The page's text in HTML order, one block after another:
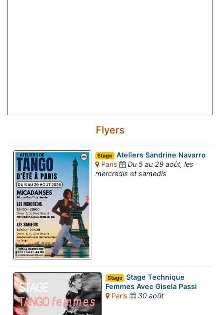
Flyers
Stage Ateliers Sandrine Navarro
Paris
Du 5 au 29 août, les
mercredis et samedis
Stage
Stage Technique
Femmes Avec Gisela Passi
Paris
30 août